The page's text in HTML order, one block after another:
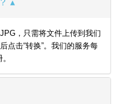
，只需将文件上传到我们
点击“转换”。我们的服务每